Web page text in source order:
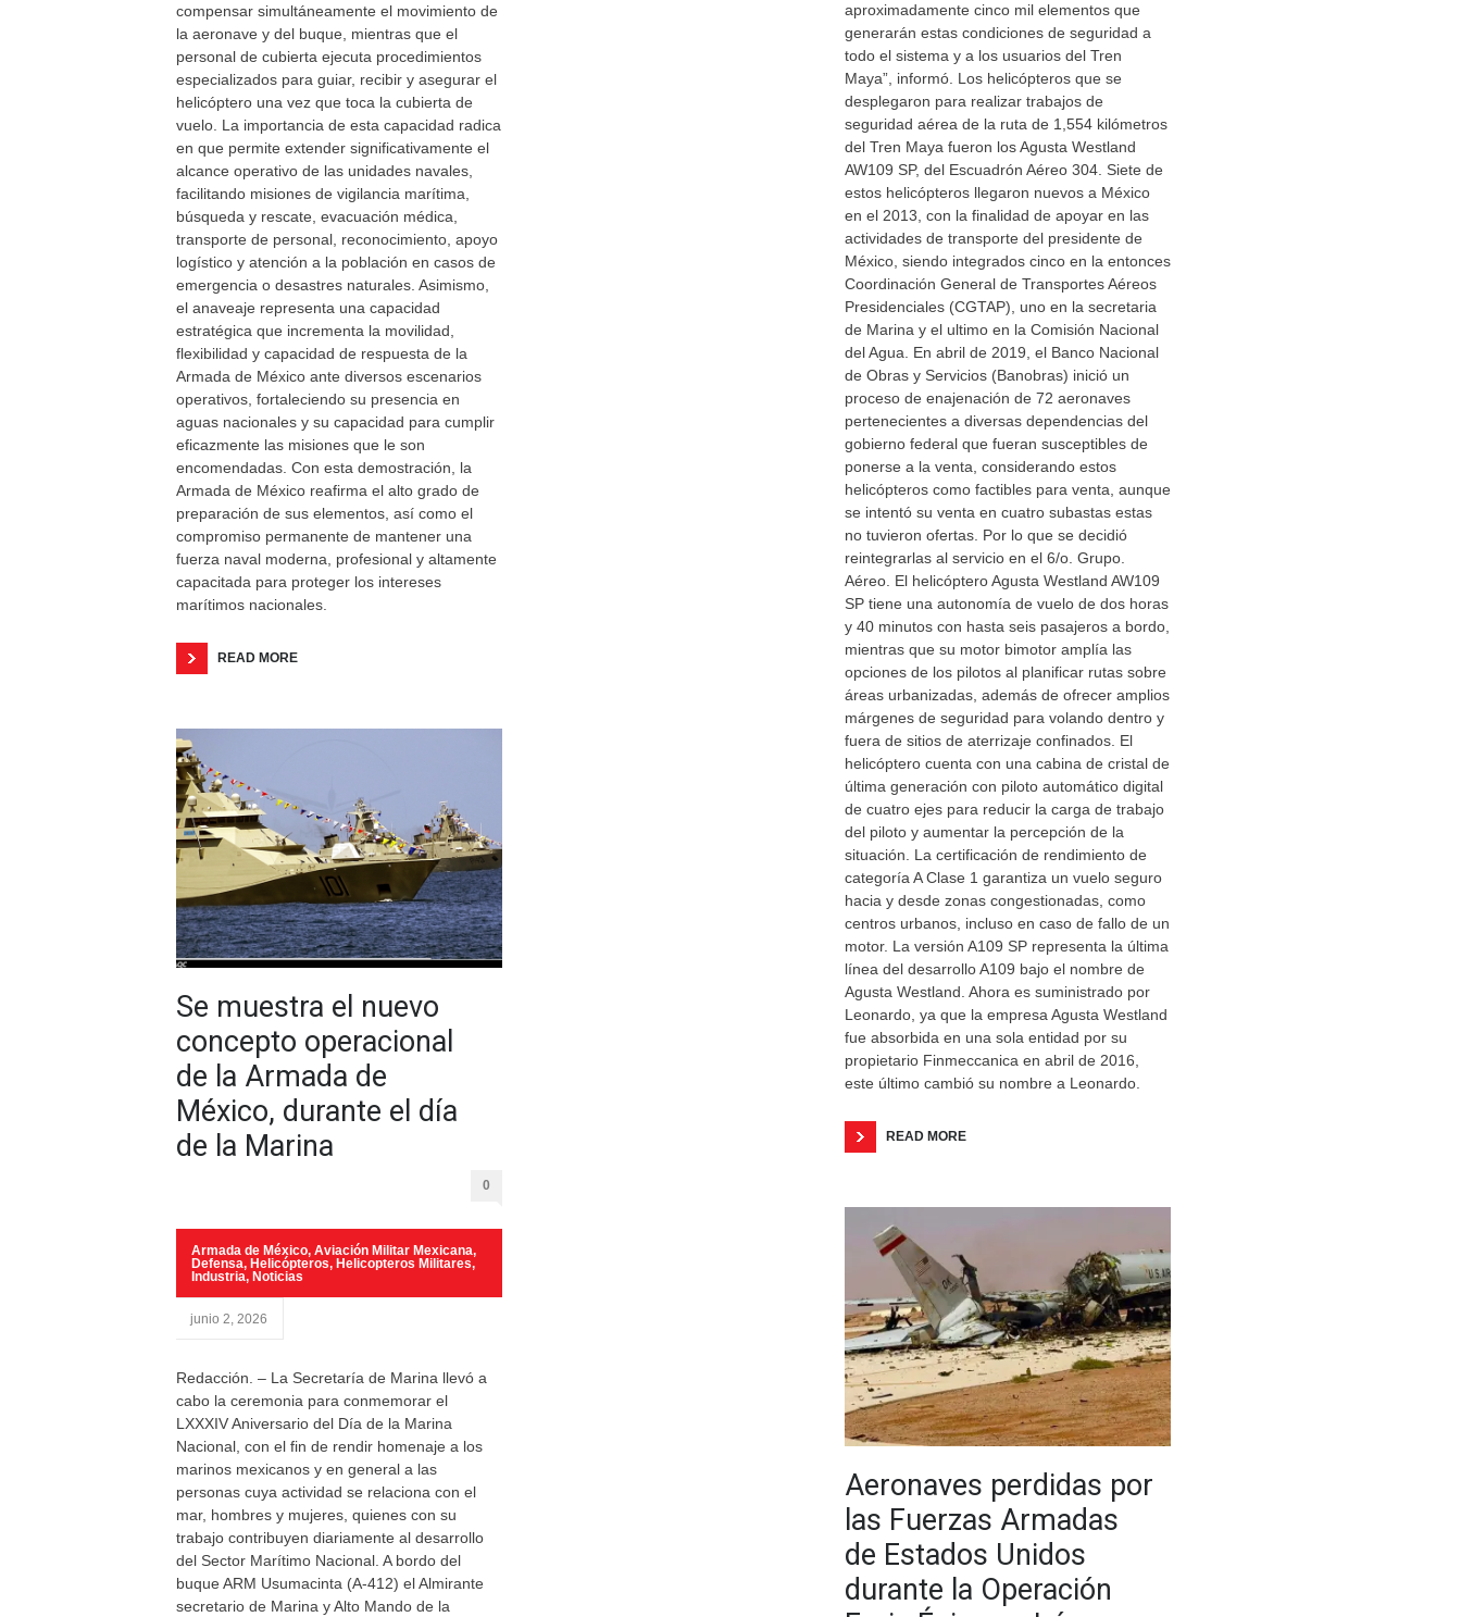
compensar simultáneamente el movimiento de
la aeronave y del buque, mientras que el
personal de cubierta ejecuta procedimientos
especializados para guiar, recibir y asegurar el
helicóptero una vez que toca la cubierta de
vuelo. La importancia de esta capacidad radica
en que permite extender significativamente el
alcance operativo de las unidades navales,
facilitando misiones de vigilancia marítima,
búsqueda y rescate, evacuación médica,
transporte de personal, reconocimiento, apoyo
logístico y atención a la población en casos de
emergencia o desastres naturales. Asimismo,
el anaveaje representa una capacidad
estratégica que incrementa la movilidad,
flexibilidad y capacidad de respuesta de la
Armada de México ante diversos escenarios
operativos, fortaleciendo su presencia en
aguas nacionales y su capacidad para cumplir
eficazmente las misiones que le son
encomendadas. Con esta demostración, la
Armada de México reafirma el alto grado de
preparación de sus elementos, así como el
compromiso permanente de mantener una
fuerza naval moderna, profesional y altamente
capacitada para proteger los intereses
marítimos nacionales.
READ MORE
Se muestra el nuevo
concepto operacional
de la Armada de
México, durante el día
de la Marina
0
Armada de México, Aviación Militar Mexicana,
Defensa, Helicópteros, Helicopteros Militares,
Industria, Noticias
junio 2, 2026
Redacción. – La Secretaría de Marina llevó a
cabo la ceremonia para conmemorar el
LXXXIV Aniversario del Día de la Marina
Nacional, con el fin de rendir homenaje a los
marinos mexicanos y en general a las
personas cuya actividad se relaciona con el
mar, hombres y mujeres, quienes con su
trabajo contribuyen diariamente al desarrollo
del Sector Marítimo Nacional. A bordo del
buque ARM Usumacinta (A-412) el Almirante
secretario de Marina y Alto Mando de la
aproximadamente cinco mil elementos que
generarán estas condiciones de seguridad a
todo el sistema y a los usuarios del Tren
Maya”, informó. Los helicópteros que se
desplegaron para realizar trabajos de
seguridad aérea de la ruta de 1,554 kilómetros
del Tren Maya fueron los Agusta Westland
AW109 SP, del Escuadrón Aéreo 304. Siete de
estos helicópteros llegaron nuevos a México
en el 2013, con la finalidad de apoyar en las
actividades de transporte del presidente de
México, siendo integrados cinco en la entonces
Coordinación General de Transportes Aéreos
Presidenciales (CGTAP), uno en la secretaria
de Marina y el ultimo en la Comisión Nacional
del Agua. En abril de 2019, el Banco Nacional
de Obras y Servicios (Banobras) inició un
proceso de enajenación de 72 aeronaves
pertenecientes a diversas dependencias del
gobierno federal que fueran susceptibles de
ponerse a la venta, considerando estos
helicópteros como factibles para venta, aunque
se intentó su venta en cuatro subastas estas
no tuvieron ofertas. Por lo que se decidió
reintegrarlas al servicio en el 6/o. Grupo.
Aéreo. El helicóptero Agusta Westland AW109
SP tiene una autonomía de vuelo de dos horas
y 40 minutos con hasta seis pasajeros a bordo,
mientras que su motor bimotor amplía las
opciones de los pilotos al planificar rutas sobre
áreas urbanizadas, además de ofrecer amplios
márgenes de seguridad para volando dentro y
fuera de sitios de aterrizaje confinados. El
helicóptero cuenta con una cabina de cristal de
última generación con piloto automático digital
de cuatro ejes para reducir la carga de trabajo
del piloto y aumentar la percepción de la
situación. La certificación de rendimiento de
categoría A Clase 1 garantiza un vuelo seguro
hacia y desde zonas congestionadas, como
centros urbanos, incluso en caso de fallo de un
motor. La versión A109 SP representa la última
línea del desarrollo A109 bajo el nombre de
Agusta Westland. Ahora es suministrado por
Leonardo, ya que la empresa Agusta Westland
fue absorbida en una sola entidad por su
propietario Finmeccanica en abril de 2016,
este último cambió su nombre a Leonardo.
READ MORE
Aeronaves perdidas por
las Fuerzas Armadas
de Estados Unidos
durante la Operación